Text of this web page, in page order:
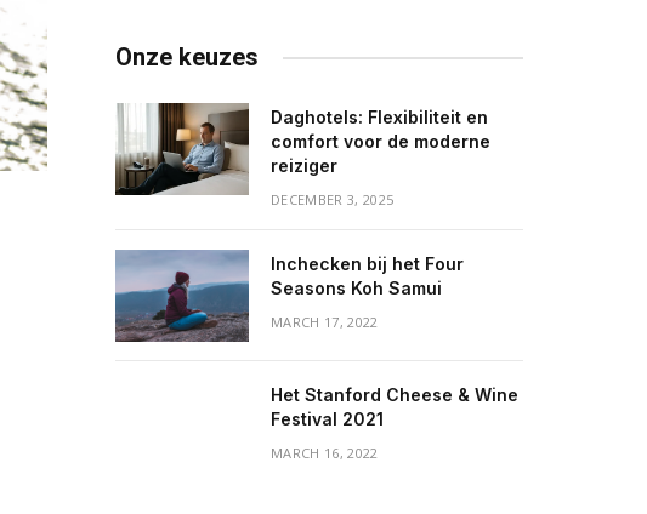
Onze keuzes
Daghotels: Flexibiliteit en
comfort voor de moderne
reiziger
DECEMBER 3, 2025
Inchecken bij het Four
Seasons Koh Samui
MARCH 17, 2022
Het Stanford Cheese & Wine
Festival 2021
MARCH 16, 2022